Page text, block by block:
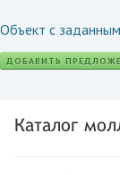
Объект с
ДОБАВИТЬ
Каталог